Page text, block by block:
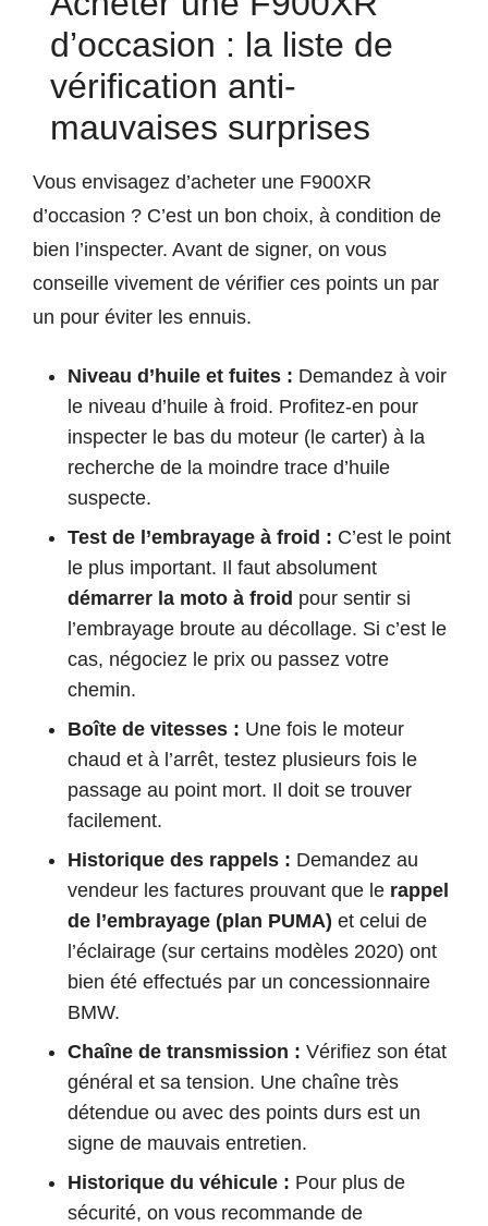
d’occasion : la liste de
vérification anti-
mauvaises surprises
Vous envisagez d’acheter une F900XR
d’occasion ? C’est un bon choix, à condition de
bien l’inspecter. Avant de signer, on vous
conseille vivement de vérifier ces points un par
un pour éviter les ennuis.
Niveau d’huile et fuites : Demandez à voir
le niveau d’huile à froid. Profitez-en pour
inspecter le bas du moteur (le carter) à la
recherche de la moindre trace d’huile
suspecte.
Test de l’embrayage à froid : C’est le point
le plus important. Il faut absolument
démarrer la moto à froid pour sentir si
l’embrayage broute au décollage. Si c’est le
cas, négociez le prix ou passez votre
chemin.
Boîte de vitesses : Une fois le moteur
chaud et à l’arrêt, testez plusieurs fois le
passage au point mort. Il doit se trouver
facilement.
Historique des rappels : Demandez au
vendeur les factures prouvant que le rappel
de l’embrayage (plan PUMA) et celui de
l’éclairage (sur certains modèles 2020) ont
bien été effectués par un concessionnaire
BMW.
Chaîne de transmission : Vérifiez son état
général et sa tension. Une chaîne très
détendue ou avec des points durs est un
signe de mauvais entretien.
Historique du véhicule : Pour plus de
sécurité, on vous recommande de